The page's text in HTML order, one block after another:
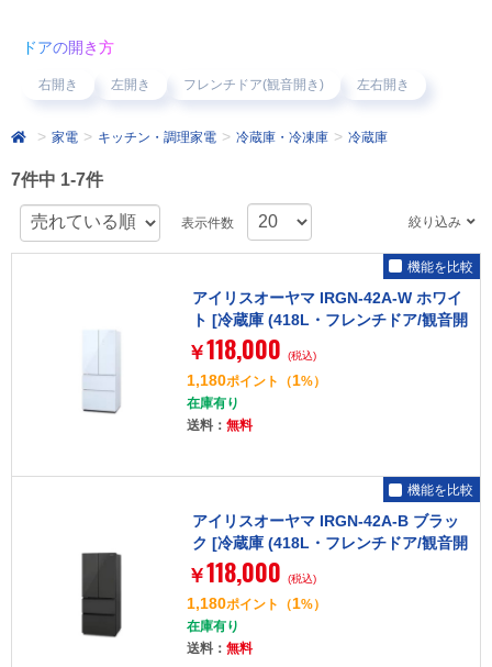
ドアの開き方
右開き 左開き フレンチドア(観音開き) 左右開き
家電 キッチン・調理家電 冷蔵庫・冷凍庫 冷蔵庫
7件中 1-7件
表示件数 絞り込み
アイリスオーヤマ IRGN-42A-W ホワイ
ト [冷蔵庫 (418L・フレンチドア/観音開
き)]
￥118,000 (税込)
1,180ポイント （1%）
在庫有り
送料： 無料
機能を比較
アイリスオーヤマ IRGN-42A-B ブラッ
ク [冷蔵庫 (418L・フレンチドア/観音開
き)]
￥118,000 (税込)
1,180ポイント （1%）
在庫有り
送料： 無料
機能を比較